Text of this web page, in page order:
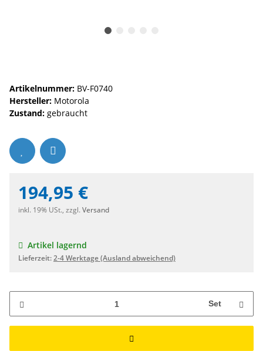
Artikelnummer: BV-F0740
Hersteller: Motorola
Zustand: gebraucht
194,95 €
inkl. 19% USt., zzgl. Versand
Artikel lagernd
Lieferzeit:2-4 Werktage(Ausland abweichend)
Set